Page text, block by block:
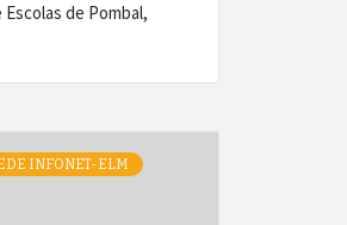
de Pombal,
INFONET-ELM